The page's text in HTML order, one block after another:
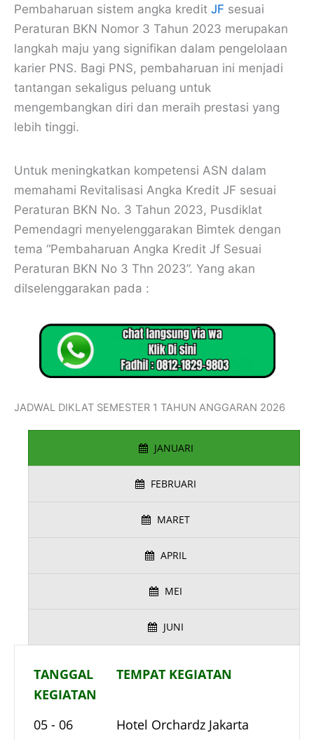
Pembaharuan sistem angka kredit JF sesuai
Peraturan BKN Nomor 3 Tahun 2023 merupakan
langkah maju yang signifikan dalam pengelolaan
karier PNS. Bagi PNS, pembaharuan ini menjadi
tantangan sekaligus peluang untuk
mengembangkan diri dan meraih prestasi yang
lebih tinggi.
Untuk meningkatkan kompetensi ASN dalam
memahami Revitalisasi Angka Kredit JF sesuai
Peraturan BKN No. 3 Tahun 2023, Pusdiklat
Pemendagri menyelenggarakan Bimtek dengan
tema “Pembaharuan Angka Kredit Jf Sesuai
Peraturan BKN No 3 Thn 2023”. Yang akan
dilselenggarakan pada :
JADWAL DIKLAT SEMESTER 1 TAHUN ANGGARAN 2026
JANUARI
FEBRUARI
MARET
APRIL
MEI
JUNI
TANGGAL
KEGIATAN
TEMPAT KEGIATAN
05 - 06
Hotel Orchardz Jakarta